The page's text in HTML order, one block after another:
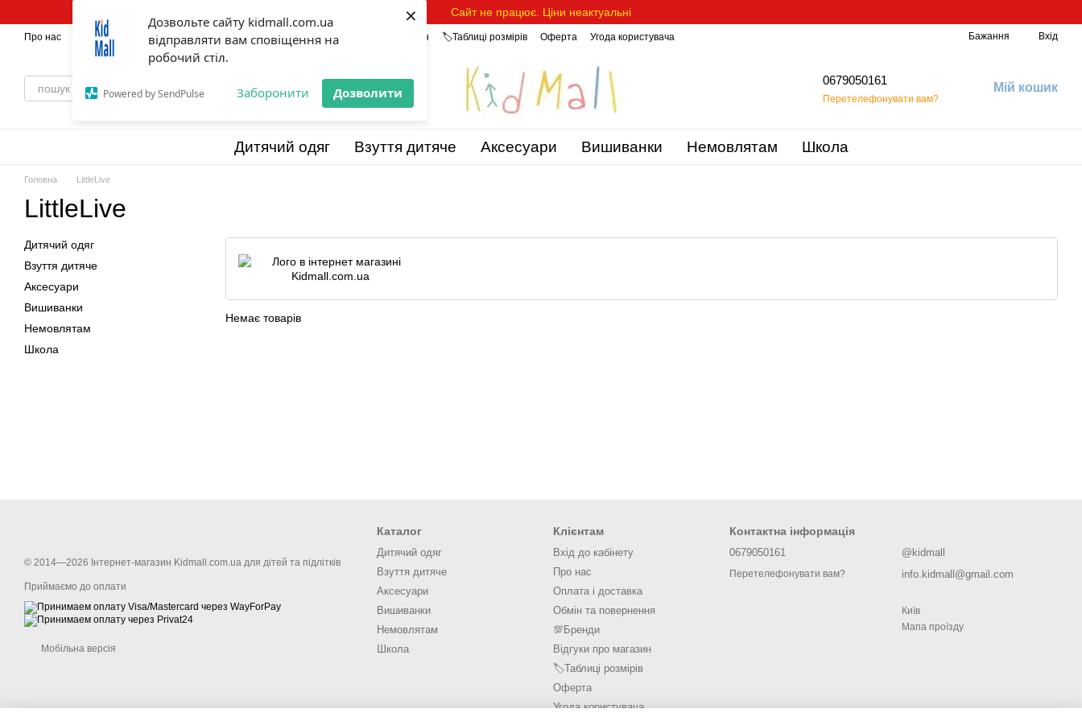
Дозвольте сайту kidmall.com.ua
відправляти вам сповіщення на
робочий стіл.
Powered by SendPulse Заборонити Дозволити
× Сайт не працює. Ціни неактуальні
Про нас Оплата і доставка Обмін та повернення 💯Бренди Відгуки про магазин 🏷️Таблиці розмірів Оферта Угода користувача Бажання Вхід
0679050161
Перетелефонувати вам?
Мій кошик
Дитячий одяг Взуття дитяче Аксесуари Вишиванки Немовлятам Школа
Головна LittleLive
LittleLive
Немає товарів
Дитячий одяг
Взуття дитяче
Аксесуари
Вишиванки
Немовлятам
Школа
© 2014—2026 Інтернет-магазин Kidmall.com.ua для дітей та підлітків
Приймаємо до оплати
Мобільна версія
Каталог
Дитячий одяг
Взуття дитяче
Аксесуари
Вишиванки
Немовлятам
Школа
Клієнтам
Вхід до кабінету
Про нас
Оплата і доставка
Обмін та повернення
💯Бренди
Відгуки про магазин
🏷️Таблиці розмірів
Оферта
Угода користувача
Контактна інформація
0679050161
Перетелефонувати вам?
@kidmall
info.kidmall@gmail.com
Київ
Мапа проїзду